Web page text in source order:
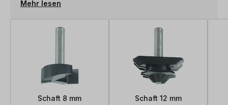
Mehr lesen
Schaft 8 mm Schaft 12 mm